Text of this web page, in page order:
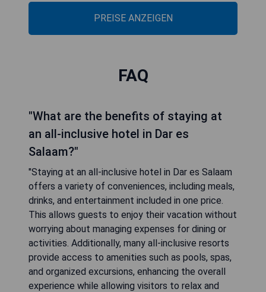
PREISE ANZEIGEN
FAQ
"What are the benefits of staying at
an all-inclusive hotel in Dar es
Salaam?"
"Staying at an all-inclusive hotel in Dar es Salaam
offers a variety of conveniences, including meals,
drinks, and entertainment included in one price.
This allows guests to enjoy their vacation without
worrying about managing expenses for dining or
activities. Additionally, many all-inclusive resorts
provide access to amenities such as pools, spas,
and organized excursions, enhancing the overall
experience while allowing visitors to relax and